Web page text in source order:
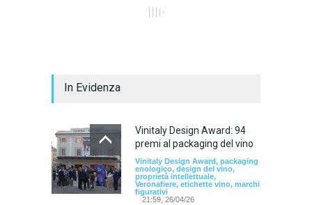
In Evidenza
Vinitaly Design Award: 94
premi al packaging del vino
Vinitaly Design Award, packaging
enologico, design del vino,
proprietà intellettuale,
Veronafiere, etichette vino, marchi
figurativi
21:59, 26/04/26